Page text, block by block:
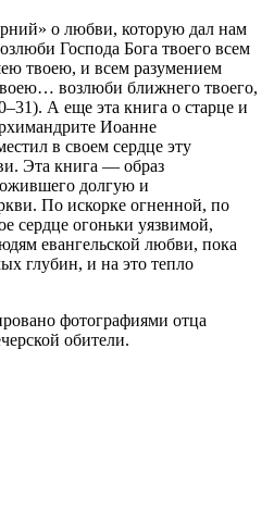
о любви, которую дал нам
Господа Бога твоего всем
твоею, и всем разумением
возлюби ближнего твоего,
А еще эта книга о старце и
Иоанне
в своем сердце эту
Эта книга — образ
долгую и
По искорке огненной, по
сердце огоньки уязвимой,
евангельской любви, пока
глубин, и на это тепло
фотографиями отца
обители.